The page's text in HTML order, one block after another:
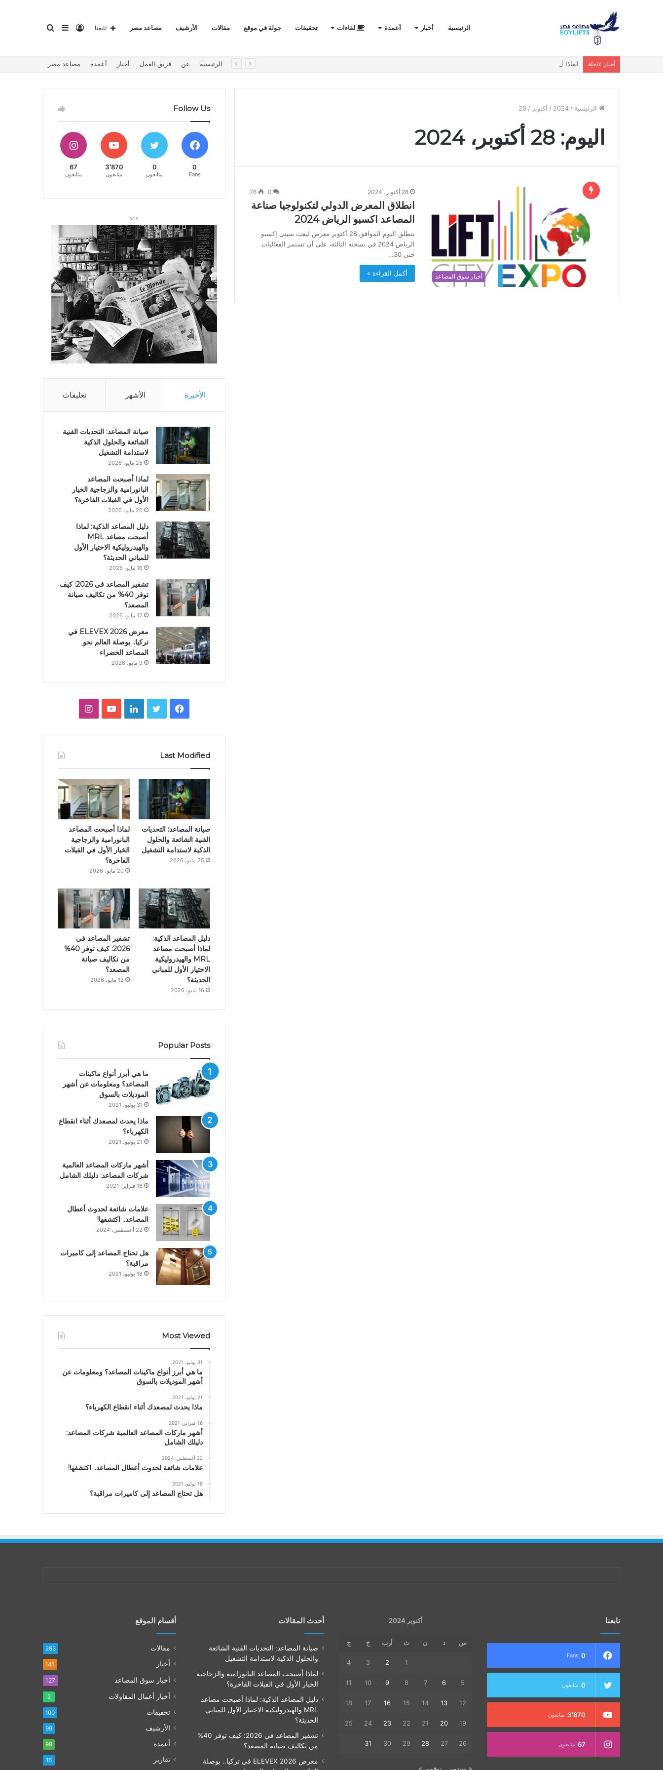
الرئيسية أخبار أعمدة لقاءات تحقيقات جولة في موقع مقالات الأرشيف مصاعد مصر إضافة
جانبي
تسجيل تابعنا
أخبار عاجلة لماذا أصبحت المصاعد البانورامية والزجاجية الخيار الأول في الفيلات الفاخرة؟ الرئيسية عن فريق العمل أخبار أعمدة مصاعد مصر
الرئيسية /
2024
/ أكتوبر /
28
اليوم: 28 أكتوبر، 2024
أخبار سوق المصاعد
28 أكتوبر، 2024 0
76
انطلاق المعرض الدولي لتكنولوجيا صناعة
المصاعد اكسبو الرياض 2024
ينطلق اليوم الموافق 28 أكتوبر معرض ليفت سيتي إكسبو
الرياض 2024 في نسخته الثالثة، على أن تستمر الفعاليات
حتى 30…
أكمل القراءة »
Follow Us
0
Fans
0
متابعون
3٬870
متابعون
67
متابعون
ads
الأخيرة الأشهر تعليقات
صيانة المصاعد: التحديات الفنية
الشائعة والحلول الذكية
لاستدامة التشغيل
25 مايو، 2026
لماذا أصبحت المصاعد
البانورامية والزجاجية الخيار
الأول في الفيلات الفاخرة؟
20 مايو، 2026
دليل المصاعد الذكية: لماذا
أصبحت مصاعد MRL
والهيدروليكية الاختيار الأول
للمباني الحديثة؟
16 مايو، 2026
تشفير المصاعد في 2026: كيف
توفر 40% من تكاليف صيانة
المصعد؟
12 مايو، 2026
معرض ELEVEX 2026 في
تركيا.. بوصلة العالم نحو
المصاعد الخضراء
9 مايو، 2026
ب
و
ك
ت
ر
ل
ك
د
إ
ن
ي
و
ب
ا
ت
ق
ر
ا
م
Last Modified
صيانة المصاعد: التحديات
الفنية الشائعة والحلول
الذكية لاستدامة التشغيل
25 مايو، 2026
لماذا أصبحت المصاعد
البانورامية والزجاجية
الخيار الأول في الفيلات
الفاخرة؟
20 مايو، 2026
دليل المصاعد الذكية:
لماذا أصبحت مصاعد
MRL والهيدروليكية
الاختيار الأول للمباني
الحديثة؟
16 مايو، 2026
تشفير المصاعد في
2026: كيف توفر 40%
من تكاليف صيانة
المصعد؟
12 مايو، 2026
Popular Posts
ما هي أبرز أنواع ماكينات
المصاعد؟ ومعلومات عن أشهر
الموديلات بالسوق
31 يوليو، 2021
ماذا يحدث لمصعدك أثناء انقطاع
الكهرباء؟
21 يوليو، 2021
أشهر ماركات المصاعد العالمية
شركات المصاعد: دليلك الشامل
16 فبراير، 2021
علامات شائعة لحدوث أعطال
المصاعد.. اكتشفها!
22 أغسطس، 2024
هل تحتاج المصاعد إلى كاميرات
مراقبة؟
18 يوليو، 2021
Most Viewed
31 يوليو، 2021
ما هي أبرز أنواع ماكينات المصاعد؟ ومعلومات عن
أشهر الموديلات بالسوق
21 يوليو، 2021
ماذا يحدث لمصعدك أثناء انقطاع الكهرباء؟
16 فبراير، 2021
أشهر ماركات المصاعد العالمية شركات المصاعد:
دليلك الشامل
22 أغسطس، 2024
علامات شائعة لحدوث أعطال المصاعد.. اكتشفها!
18 يوليو، 2021
هل تحتاج المصاعد إلى كاميرات مراقبة؟
تابعنا
0
Fans
0 متابعون
3٬870 متابعون
67 متابعون
أكتوبر 2024
س د ن ث أرب خ ج
1
2
3
4
5
6
7
8
9
10
11
12
13
14
15
16
17
18
19
20
21
22
23
24
25
26
27
28
29
30
31
« سبتمبر نوفمبر »
أحدث المقالات
صيانة المصاعد: التحديات الفنية الشائعة
والحلول الذكية لاستدامة التشغيل
لماذا أصبحت المصاعد البانورامية والزجاجية
الخيار الأول في الفيلات الفاخرة؟
دليل المصاعد الذكية: لماذا أصبحت مصاعد
MRL والهيدروليكية الاختيار الأول للمباني
الحديثة؟
تشفير المصاعد في 2026: كيف توفر 40%
من تكاليف صيانة المصعد؟
معرض ELEVEX 2026 في تركيا.. بوصلة
أقسام الموقع
مقالات 263
أخبار 145
أخبار سوق المصاعد 127
أخبار أعمال المقاولات 2
تحقيقات 100
الأرشيف 99
أعمدة 98
تقارير 16